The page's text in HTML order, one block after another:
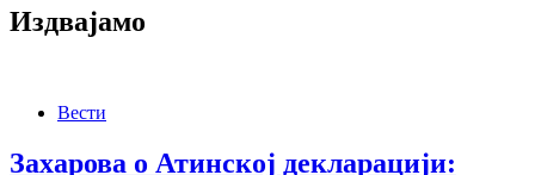
Издвајамо
Вести
Захарова о Атинској декларацији: